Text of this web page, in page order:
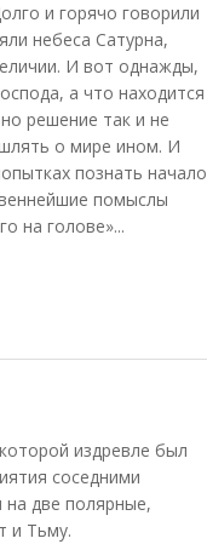
и горячо говорили
небеса Сатурна,
И вот однажды,
а что находится
решение так и не
о мире ином. И
познать начало
помыслы
на голове»...
издревле был
соседними
на две полярные,
и Тьму.